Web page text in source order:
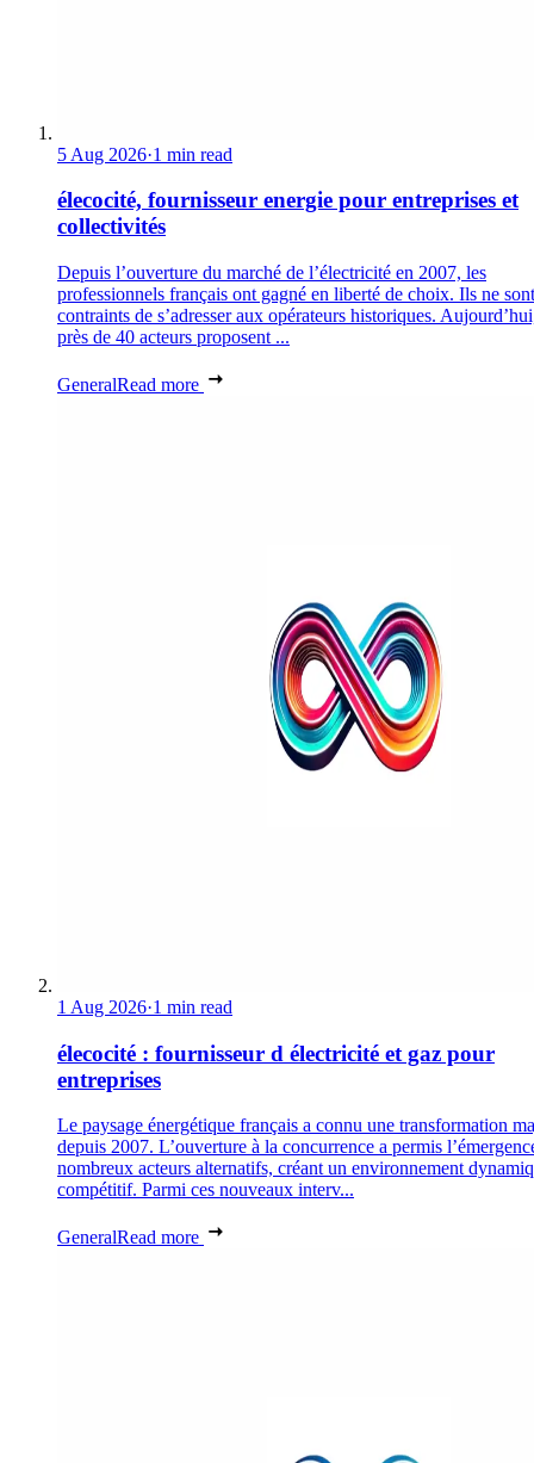
5 Aug 2026·1 min read
élecocité, fournisseur energie pour entreprises et
collectivités
Depuis l’ouverture du marché de l’électricité en 2007, les
professionnels français ont gagné en liberté de choix. Ils ne
contraints de s’adresser aux opérateurs historiques.
près de 40 acteurs proposent ...
GeneralRead more
1 Aug 2026·1 min read
élecocité : fournisseur d électricité et gaz pour
entreprises
Le paysage énergétique français a connu une transformation
depuis 2007. L’ouverture à la concurrence a permis
nombreux acteurs alternatifs, créant un environnement
compétitif. Parmi ces nouveaux interv...
GeneralRead more